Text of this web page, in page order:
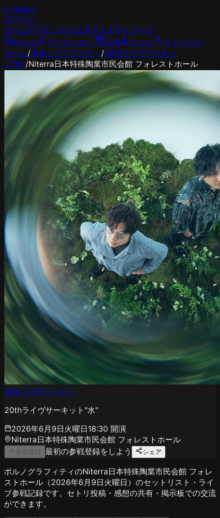
LiveVault
ログイン
ホームアーティスト 公演フェスマイページ
ホーム
アーティスト 公演 フェス
マイページ
ホーム/ポルノグラフィティ /20thライヴサーキッ
ト"水"/Niterra日本特殊陶業市民会館 フォレストホール
ポルノグラフィティ
20thライヴサーキット"水"
2026年6月9日火曜日18:30 開演
Niterra日本特殊陶業市民会館 フォレストホール
参戦登録 最初の参戦登録をしよう シェア
ポルノグラフィティのNiterra日本特殊陶業市民会館 フォレ
ストホール（2026年6月9日火曜日）のセットリスト・ライ
ブ参戦記録です。セトリ投稿・感想の共有・掲示板での交流
ができます。